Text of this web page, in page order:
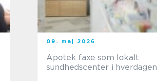
09. maj 2026
Apotek faxe som lokalt
sundhedscenter i hverdagen